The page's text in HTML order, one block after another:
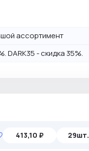
ассортимент
DARK35 - скидка 35%.
413,10 ₽ 29шт.